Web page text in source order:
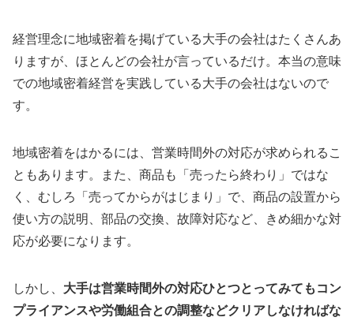
経営理念に地域密着を掲げている大手の会社はたくさんあ
りますが、ほとんどの会社が言っているだけ。本当の意味
での地域密着経営を実践している大手の会社はないので
す。
地域密着をはかるには、営業時間外の対応が求められるこ
ともあります。また、商品も「売ったら終わり」ではな
く、むしろ「売ってからがはじまり」で、商品の設置から
使い方の説明、部品の交換、故障対応など、きめ細かな対
応が必要になります。
しかし、 大手は営業時間外の対応ひとつとってみてもコン
プライアンスや労働組合との調整などクリアしなければな